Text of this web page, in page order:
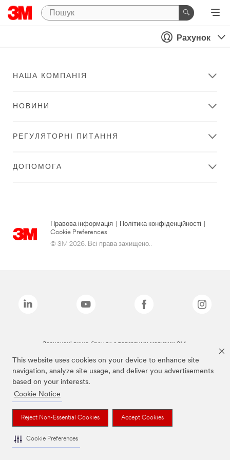
This website uses cookies on your device to enhance site
navigation, analyze site usage, and deliver you advertisements
based on your interests.
Cookie Notice
Reject Non-Essential Cookies Accept Cookies
Cookie Preferences
Рахунок
НАША КОМПАНІЯ
НОВИНИ
РЕГУЛЯТОРНІ ПИТАННЯ
ДОПОМОГА
Правова інформація Політика конфіденційності
Cookie Preferences
© 3M 2026. Всі права захищено..
Зазначені вище бренди є торговими марками 3M.